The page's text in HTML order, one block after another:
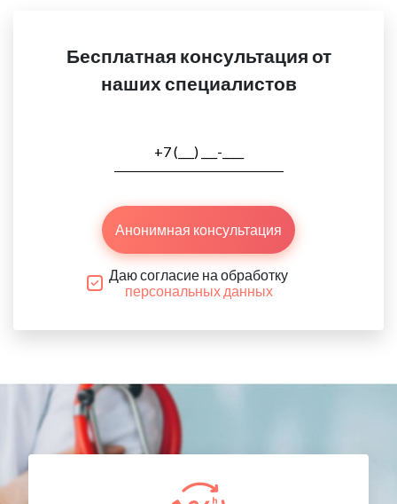
Бесплатная консультация от
наших специалистов
Анонимная консультация
Даю согласие на обработку
персональных данных